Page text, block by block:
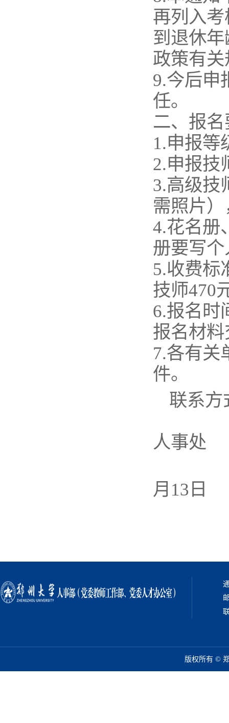
再列入
到退休
政策有
9.今后申
任。
二、报
1.申报等
2.申报技
3.高级技
需照片
4.花名册
册要写
5.收费标
技师470
6.报名时
报名材
7.各有关
件。
联系方
人事处
月13日
版权所有 ©️